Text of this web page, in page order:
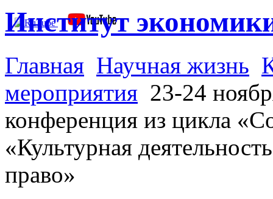
Институт
Главная Научная жизнь
мероприятия 23-24
конференция из цикла
«Культурная
право»